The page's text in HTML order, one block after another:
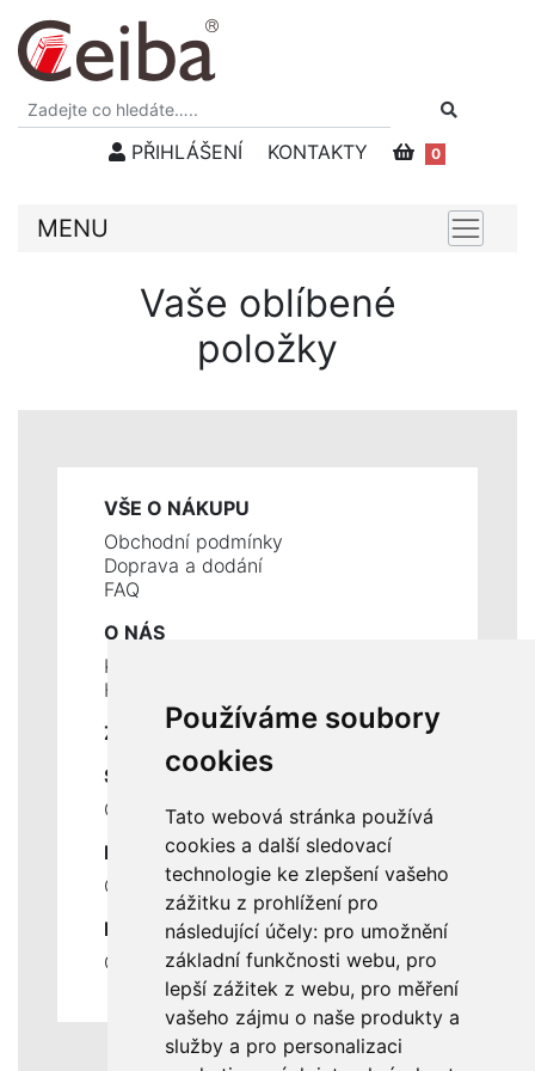
Používáme soubory
cookies
Tato webová stránka používá
cookies a další sledovací
technologie ke zlepšení vašeho
zážitku z prohlížení pro
následující účely: pro umožnění
základní funkčnosti webu, pro
lepší zážitek z webu, pro měření
vašeho zájmu o naše produkty a
služby a pro personalizaci
PŘIHLÁŠENÍ KONTAKTY 0
MENU
Vaše oblíbené
položky
VŠE O NÁKUPU
Obchodní podmínky
Doprava a dodání
FAQ
O NÁS
Kontakty
Historie a současnost
ZÁKLADNÍ ÚDAJE
SLUŽBY
Ceník servisních prací
DŮLEŽITÉ INFORMACE
Ochrana osobních údajů
RYCHLÉ ODKAZY
Odstoupení od smlouvy